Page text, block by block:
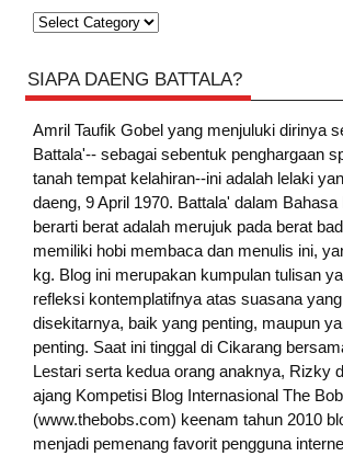
Kategori
SIAPA DAENG BATTALA?
Amril Taufik Gobelyang menjuluki dirinya
Battala'-- sebagai sebentuk penghargaan
tanah tempat kelahiran--ini adalah lelaki
daeng, 9 April 1970. Battala' dalam
berarti berat adalah merujuk pada berat
memiliki hobi membaca dan menulis ini,
kg. Blog ini merupakan kumpulan tulisan
refleksi kontemplatifnya atas suasana
disekitarnya, baik yang penting, maupun
penting. Saat ini tinggal di Cikarang
Lestari serta kedua orang anaknya, Rizky
ajang Kompetisi Blog Internasional The
(www.thebobs.com) keenam tahun 2010
menjadi pemenang favorit pengguna